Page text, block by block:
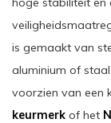
is gemaakt van
aluminium of
voorzien van een
keurmerk of het